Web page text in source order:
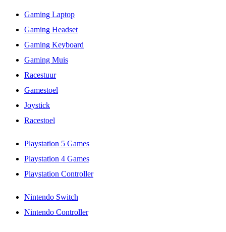
Gaming Laptop
Gaming Headset
Gaming Keyboard
Gaming Muis
Racestuur
Gamestoel
Joystick
Racestoel
Playstation 5 Games
Playstation 4 Games
Playstation Controller
Nintendo Switch
Nintendo Controller